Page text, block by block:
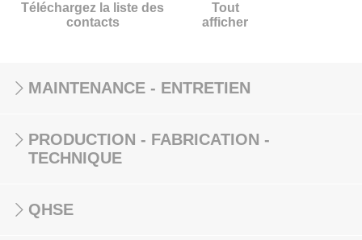
Téléchargez la liste des
contacts
Tout
afficher
MAINTENANCE - ENTRETIEN
PRODUCTION - FABRICATION -
TECHNIQUE
QHSE